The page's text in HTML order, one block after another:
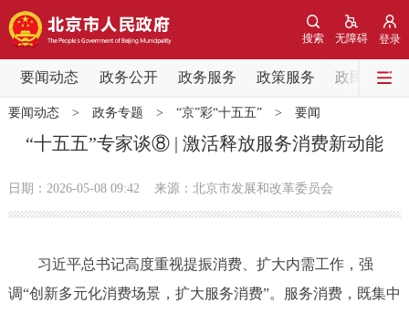
登录
无障碍
搜索
要闻动态 政务公开 政务服务 政策服务 政民互动
要闻动态
党中央精神 国务院信息 中央部委动态
政务公开
要闻动态> 政务专题 > “京”彩“十五五”> 要闻
“十五五”专家谈⑧ | 激活释放服务消费新动能
日期：2026-05-08 09:42 来源：北京市发展和改革委员会
习近平总书记高度重视提振消费、扩大内需工作，强
调“创新多元化消费场景，扩大服务消费”。服务消费，既集中